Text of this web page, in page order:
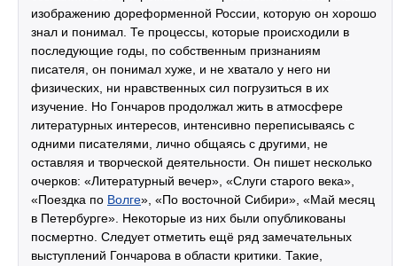
изображению дореформенной России, которую он хорошо
знал и понимал. Те процессы, которые происходили в
последующие годы, по собственным признаниям
писателя, он понимал хуже, и не хватало у него ни
физических, ни нравственных сил погрузиться в их
изучение. Но Гончаров продолжал жить в атмосфере
литературных интересов, интенсивно переписываясь с
одними писателями, лично общаясь с другими, не
оставляя и творческой деятельности. Он пишет несколько
очерков: «Литературный вечер», «Слуги старого века»,
«Поездка по Волге», «По восточной Сибири», «Май месяц
в Петербурге». Некоторые из них были опубликованы
посмертно. Следует отметить ещё ряд замечательных
выступлений Гончарова в области критики. Такие,